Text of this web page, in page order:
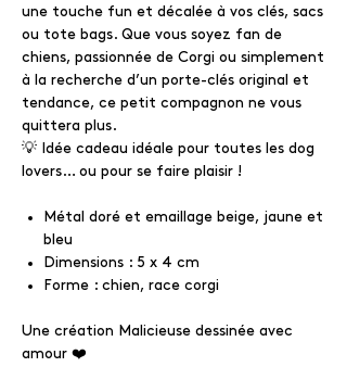
une touche fun et décalée à vos clés, sacs
ou tote bags. Que vous soyez fan de
chiens, passionnée de Corgi ou simplement
à la recherche d’un porte-clés original et
tendance, ce petit compagnon ne vous
quittera plus.
💡 Idée cadeau idéale pour toutes les dog
lovers… ou pour se faire plaisir !
Métal doré et emaillage beige, jaune et
bleu
Dimensions : 5 x 4 cm
Forme : chien, race corgi
Une création Malicieuse dessinée avec
amour ❤️